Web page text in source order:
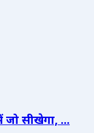
सीखेगा, ...